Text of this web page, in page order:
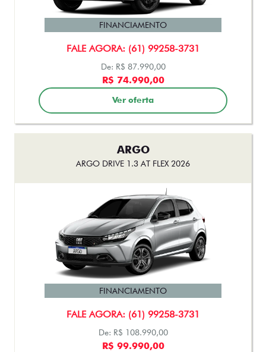
FALE AGORA: (61) 99258-3731
FINANCIAMENTO
De: R$ 87.990,00
R$ 74.990,00
Ver oferta
ARGO
ARGO DRIVE 1.3 AT FLEX 2026
FALE AGORA: (61) 99258-3731
FINANCIAMENTO
De: R$ 108.990,00
R$ 99.990,00